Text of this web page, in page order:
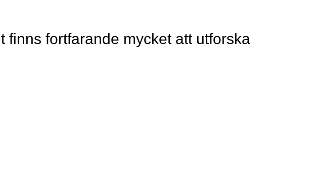
fortfarande mycket att utforska